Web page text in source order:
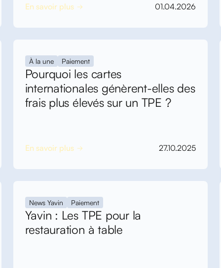
à déclaration pour
contre les
par vos clients ?
mettre en
?
En savoir plus 01.04.2026
À la une Paiement
Pourquoi les cartes
internationales génèrent-elles des
frais plus élevés sur un TPE ?
En savoir plus 27.10.2025
News Yavin Paiement
Yavin : Les TPE pour la
restauration à table